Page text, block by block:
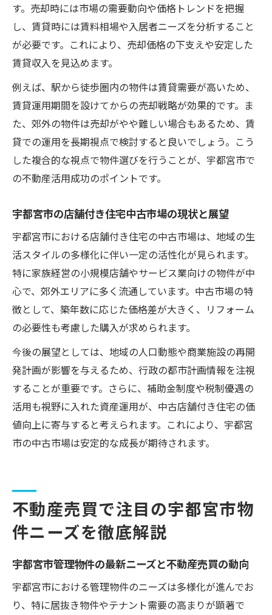
す。売却時には市場の需要動向や価格トレンドを把握
し、賃貸時には賃料相場や入居者ニーズを分析すること
が必要です。これにより、売却価格の下支えや安定した
賃貸収入を見込めます。
例えば、駅から徒歩圏内の物件は賃貸需要が高いため、
賃貸運用期間を設けてからの売却戦略が効果的です。ま
た、郊外の物件は売却がやや難しい場合もあるため、賃
貸での運用を長期視点で検討すると良いでしょう。こう
した複合的な視点で物件選びを行うことが、宇都宮市で
の不動産活用成功のポイントです。
宇都宮市の店舗付き住宅中古市場の現状と展望
宇都宮市における店舗付き住宅の中古市場は、地域の生
活スタイルの多様化に伴い一定の活性化が見られます。
特に家族経営の小規模店舗やサービス業向けの物件が中
心で、郊外エリアに多く流通しています。中古市場の特
徴として、築年数に応じた価格差が大きく、リフォーム
の必要性も考慮した購入が求められます。
今後の展望としては、地域の人口動態や商業施設の再開
発計画が影響を与えるため、行政の都市計画情報を注視
することが重要です。さらに、補助金制度や税制優遇の
活用も視野に入れた資産運用が、中古店舗付き住宅の価
値向上に寄与すると考えられます。これにより、宇都宮
市の中古市場は安定的な成長が期待されます。
不動産売買で注目の宇都宮市物
件ニーズを徹底解説
宇都宮市管理物件の最新ニーズと不動産売買の動向
宇都宮市における管理物件のニーズは多様化が進んでお
り、特に居抜き物件やテナント需要の高まりが顕著で